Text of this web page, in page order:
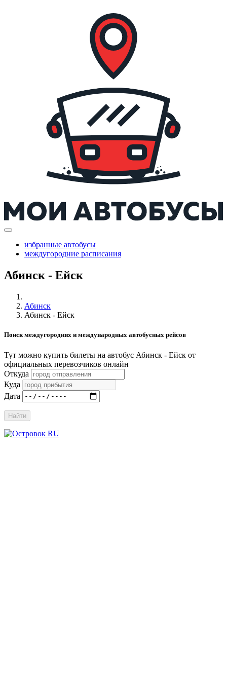
избранные автобусы
междугородние расписания
Абинск - Ейск
Абинск
Абинск - Ейск
Поиск междугородних и международных автобусных рейсов
Тут можно купить билеты на автобус Абинск - Ейск от
официальных перевозчиков онлайн
Откуда
Куда
Дата
Найти